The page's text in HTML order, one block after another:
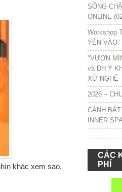
khác xem sao.
SỐNG
ONLINE
Workshop
YÊN VÀO”
"VƯƠN
và ĐH Y
XỨ NGHỆ
2026 –
CẢNH
INNER
CÁC
PHÍ